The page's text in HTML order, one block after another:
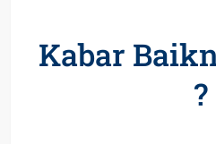
Kabar
?